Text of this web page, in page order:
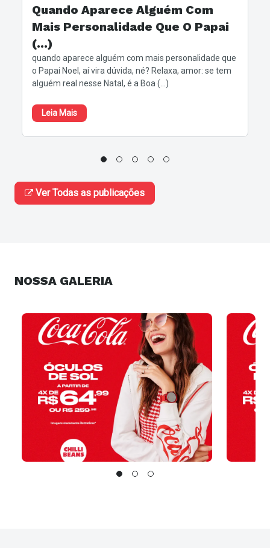
Quando Aparece Alguém Com
Mais Personalidade Que O Papai
(...)
quando aparece alguém com mais personalidade que
o Papai Noel, aí vira dúvida, né? Relaxa, amor: se tem
alguém real nesse Natal, é a Boa (...)
Leia Mais
Ver Todas as publicações
NOSSA GALERIA